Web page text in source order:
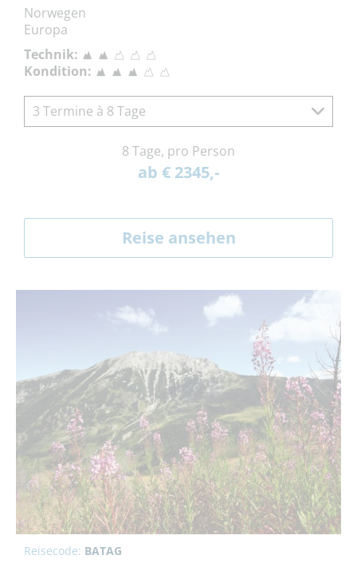
Norwegen
Europa
Technik:
Kondition:
3 Termine à 8 Tage
8 Tage, pro Person
ab € 2345,-
Reise ansehen
Reisecode: BATAG